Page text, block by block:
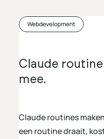
Webdevelopment
Claude
mee.
Claude routines
een routine draait,